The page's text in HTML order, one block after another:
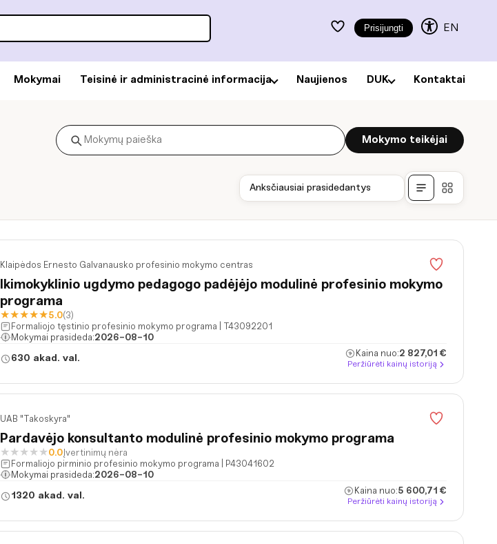
Prisijungti EN
Mokymai Teisinė ir administracinė informacija Naujienos DUK Kontaktai
Mokymo teikėjai
Anksčiausiai prasidedantys
Klaipėdos Ernesto Galvanausko profesinio mokymo centras
Ikimokyklinio ugdymo pedagogo padėjėjo modulinė profesinio mokymo
programa
★★★★★5.0(3)
Formaliojo tęstinio profesinio mokymo programa | T43092201
Mokymai prasideda:2026-08-10
630 akad. val. Kaina nuo:2 827,01 €
Peržiūrėti kainų istoriją
UAB "Takoskyra"
Pardavėjo konsultanto modulinė profesinio mokymo programa
★ ★ ★ ★ ★ 0.0 Įvertinimų nėra
Formaliojo pirminio profesinio mokymo programa | P43041602
Mokymai prasideda:2026-08-10
1320 akad. val. Kaina nuo:5 600,71 €
Peržiūrėti kainų istoriją